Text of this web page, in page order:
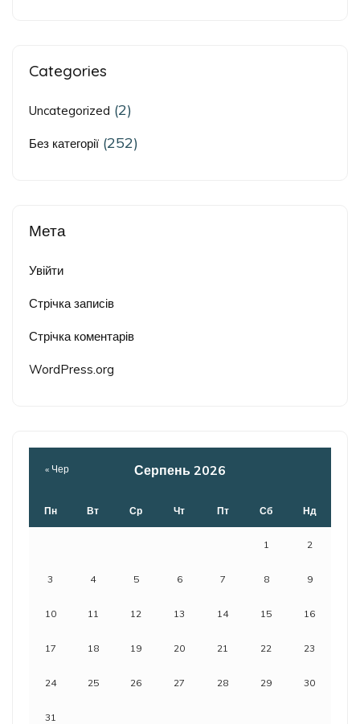
Categories
Uncategorized (2)
Без категорії (252)
Мета
Увійти
Стрічка записів
Стрічка коментарів
WordPress.org
Серпень 2026
Пн Вт Ср Чт Пт Сб Нд
1 2
3 4 5 6 7 8 9
10 11 12 13 14 15 16
17 18 19 20 21 22 23
24 25 26 27 28 29 30
31
« Чер